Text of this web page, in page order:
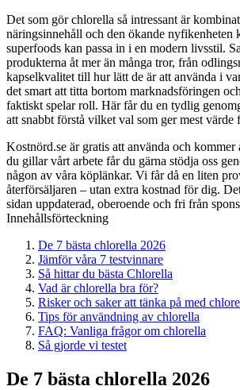
Det som gör chlorella så intressant är
näringsinnehåll och den ökande nyfikenheten
superfoods kan passa in i en modern livsstil.
produkterna åt mer än många tror, från
kapselkvalitet till hur lätt de är att använda i
det smart att titta bortom marknadsföringen
faktiskt spelar roll. Här får du en tydlig
att snabbt förstå vilket val som ger mest värde
Kostnörd.se är gratis att använda och
du gillar vårt arbete får du gärna stödja oss
någon av våra köplänkar. Vi får då en liten
återförsäljaren – utan extra kostnad för dig.
sidan uppdaterad, oberoende och fri från
Innehållsförteckning
De 7 bästa chlorella 2026
Jämför våra 7 testvinnare
Så hittar du bästa Chlorella
Vad är chlorella bra för?
Risker och saker att tänka på med
Tips för användning av chlorella
FAQ: Vanliga frågor om chlorella
Så gjorde vi testet
De 7 bästa chlorella 2026